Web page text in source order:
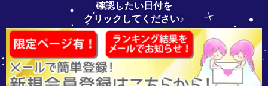
確認したい日付を
クリックしてください♪